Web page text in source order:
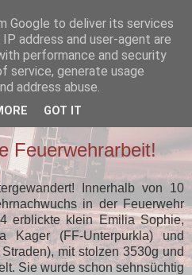
Feuerwehrarbeit!
Innerhalb von 10
in der Feuerwehr
erblickte klein Emilia Sophie,
(FF-Unterpurkla) und
mit stolzen 3530g und
Sie wurde schon sehnsüchtig
Google to deliver its services
address and user-agent are
performance and security
service, generate usage
address abuse.
GOT IT